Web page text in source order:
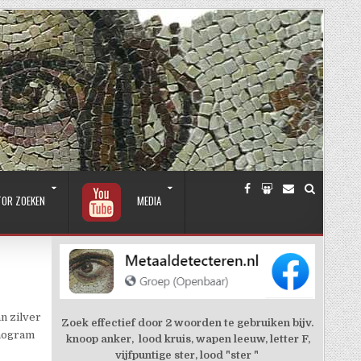
ZOEKEN MEDIA
zilver
Zoek effectief door 2 woorden te gebruiken bijv.
knoop anker, lood kruis, wapen leeuw, letter F,
vijfpuntige ster, lood "ster "